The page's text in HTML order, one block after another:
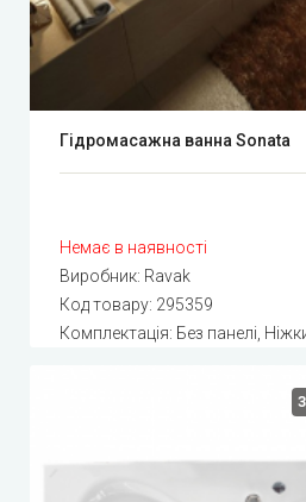
Гідромасажна ванна Sonata
Немає в наявності
Виробник: Ravak
Код товару: 295359
Комплектація: Без панелі,